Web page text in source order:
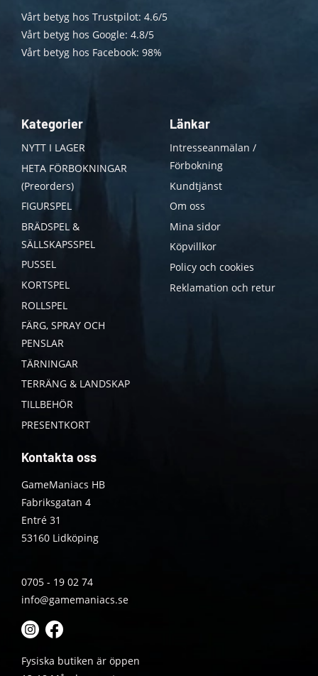
Vårt betyg hos Trustpilot: 4.6/5
Vårt betyg hos Google: 4.8/5
Vårt betyg hos Facebook: 98%
Kategorier
NYTT I LAGER
HETA FÖRBOKNINGAR
(Preorders)
FIGURSPEL
BRÄDSPEL &
SÄLLSKAPSSPEL
PUSSEL
KORTSPEL
ROLLSPEL
FÄRG, SPRAY OCH
PENSLAR
TÄRNINGAR
TERRÄNG & LANDSKAP
TILLBEHÖR
PRESENTKORT
Länkar
Intresseanmälan /
Förbokning
Kundtjänst
Om oss
Mina sidor
Köpvillkor
Policy och cookies
Reklamation och retur
Kontakta oss
GameManiacs HB
Fabriksgatan 4
Entré 31
53160 Lidköping
0705 - 19 02 74
info@gamemaniacs.se
Fysiska butiken är öppen